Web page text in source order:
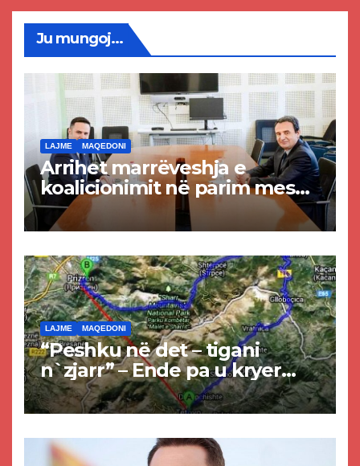
Ju mungoj...
LAJME MAQEDONI
Arrihet marrëveshja e
koalicionimit në parim mes
Kurtit dhe Abdixhikut
LAJME MAQEDONI
“Peshku në det – tigani
n`zjarr” – Ende pa u kryer
projekti i tunelit, komuna e
Tetovës nis punimet për